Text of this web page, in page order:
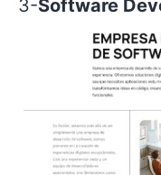
3-Software